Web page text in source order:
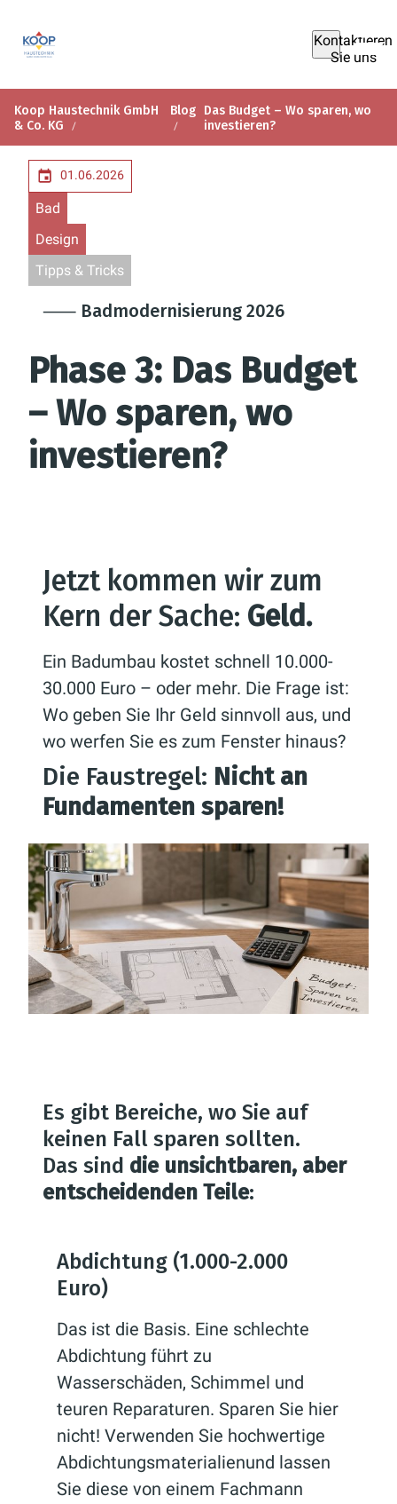
Kontaktieren
Sie uns
Koop Haustechnik GmbH
& Co. KG
Blog
Das Budget – Wo sparen, wo
investieren?
01.06.2026
Bad
Design
Tipps & Tricks
⸺ Badmodernisierung 2026
Phase 3: Das Budget
– Wo sparen, wo
investieren?
Jetzt kommen wir zum
Kern der Sache: Geld.
Ein Badumbau kostet schnell 10.000-
30.000 Euro – oder mehr. Die Frage ist:
Wo geben Sie Ihr Geld sinnvoll aus, und
wo werfen Sie es zum Fenster hinaus?
Die Faustregel: Nicht an
Fundamenten sparen!
Es gibt Bereiche, wo Sie auf
keinen Fall sparen sollten.
Das sind die unsichtbaren, aber
entscheidenden Teile:
Abdichtung (1.000-2.000
Euro)
Das ist die Basis. Eine schlechte
Abdichtung führt zu
Wasserschäden, Schimmel und
teuren Reparaturen. Sparen Sie hier
nicht! Verwenden Sie hochwertige
Abdichtungsmaterialienund lassen
Sie diese von einem Fachmann